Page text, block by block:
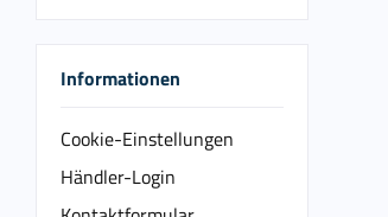
Informationen
Cookie-Einstellungen
Händler-Login